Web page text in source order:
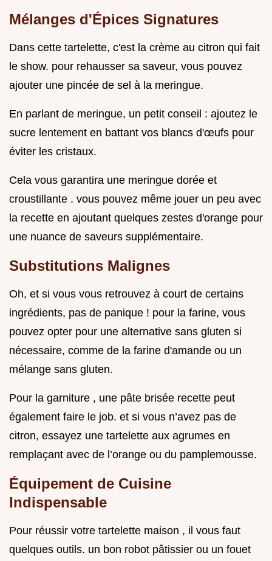
Mélanges d'Épices Signatures
Dans cette tartelette, c'est la crème au citron qui fait
le show. pour rehausser sa saveur, vous pouvez
ajouter une pincée de sel à la meringue.
En parlant de meringue, un petit conseil : ajoutez le
sucre lentement en battant vos blancs d'œufs pour
éviter les cristaux.
Cela vous garantira une meringue dorée et
croustillante . vous pouvez même jouer un peu avec
la recette en ajoutant quelques zestes d'orange pour
une nuance de saveurs supplémentaire.
Substitutions Malignes
Oh, et si vous vous retrouvez à court de certains
ingrédients, pas de panique ! pour la farine, vous
pouvez opter pour une alternative sans gluten si
nécessaire, comme de la farine d'amande ou un
mélange sans gluten.
Pour la garniture , une pâte brisée recette peut
également faire le job. et si vous n’avez pas de
citron, essayez une tartelette aux agrumes en
remplaçant avec de l’orange ou du pamplemousse.
Équipement de Cuisine
Indispensable
Pour réussir votre tartelette maison , il vous faut
quelques outils. un bon robot pâtissier ou un fouet